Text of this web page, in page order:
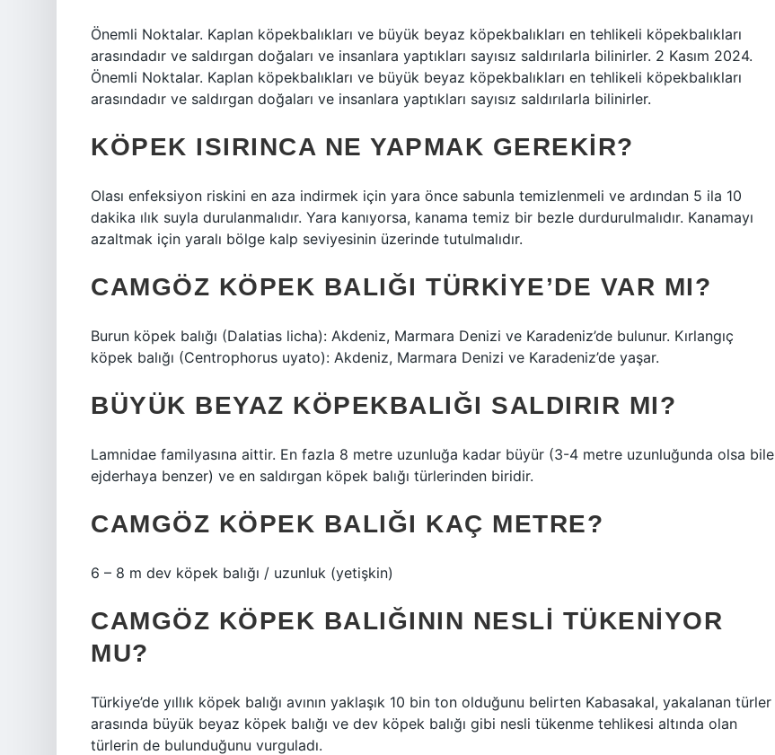
Önemli Noktalar. Kaplan köpekbalıkları ve büyük beyaz köpekbalıkları en tehlikeli köpekbalıkları
arasındadır ve saldırgan doğaları ve insanlara yaptıkları sayısız saldırılarla bilinirler. 2 Kasım 2024.
Önemli Noktalar. Kaplan köpekbalıkları ve büyük beyaz köpekbalıkları en tehlikeli köpekbalıkları
arasındadır ve saldırgan doğaları ve insanlara yaptıkları sayısız saldırılarla bilinirler.
KÖPEK ISIRINCA NE YAPMAK GEREKIR?
Olası enfeksiyon riskini en aza indirmek için yara önce sabunla temizlenmeli ve ardından 5 ila 10
dakika ılık suyla durulanmalıdır. Yara kanıyorsa, kanama temiz bir bezle durdurulmalıdır. Kanamayı
azaltmak için yaralı bölge kalp seviyesinin üzerinde tutulmalıdır.
CAMGÖZ KÖPEK BALIĞI TÜRKIYE’DE VAR MI?
Burun köpek balığı (Dalatias licha): Akdeniz, Marmara Denizi ve Karadeniz’de bulunur. Kırlangıç ​​
köpek balığı (Centrophorus uyato): Akdeniz, Marmara Denizi ve Karadeniz’de yaşar.
BÜYÜK BEYAZ KÖPEKBALIĞI SALDIRIR MI?
Lamnidae familyasına aittir. En fazla 8 metre uzunluğa kadar büyür (3-4 metre uzunluğunda olsa bile
ejderhaya benzer) ve en saldırgan köpek balığı türlerinden biridir.
CAMGÖZ KÖPEK BALIĞI KAÇ METRE?
6 – 8 m dev köpek balığı / uzunluk (yetişkin)
CAMGÖZ KÖPEK BALIĞININ NESLI TÜKENIYOR
MU?
Türkiye’de yıllık köpek balığı avının yaklaşık 10 bin ton olduğunu belirten Kabasakal, yakalanan türler
arasında büyük beyaz köpek balığı ve dev köpek balığı gibi nesli tükenme tehlikesi altında olan
türlerin de bulunduğunu vurguladı.